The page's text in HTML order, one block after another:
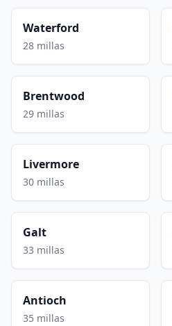
Waterford
28 millas
Brentwood
29 millas
Livermore
30 millas
Galt
33 millas
Antioch
35 millas